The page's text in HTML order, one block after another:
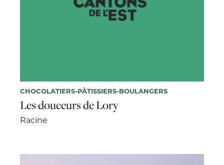
CHOCOLATIERS-PÂTISSIERS-BOULANGERS
Les douceurs de Lory
Racine